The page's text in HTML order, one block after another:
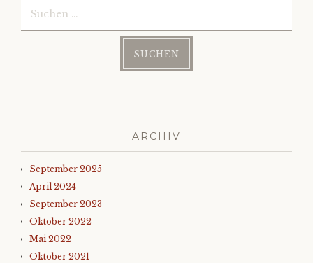
ARCHIV
September 2025
April 2024
September 2023
Oktober 2022
Mai 2022
Oktober 2021